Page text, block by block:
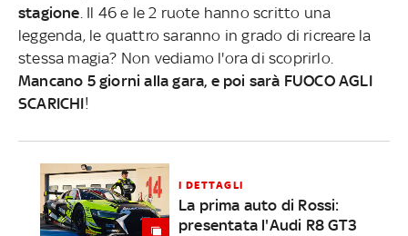
stagione . Il 46 e le 2 ruote hanno scritto una
leggenda, le quattro saranno in grado di ricreare la
stessa magia? Non vediamo l'ora di scoprirlo.
Mancano 5 giorni alla gara, e poi sarà FUOCO AGLI
SCARICHI!
I DETTAGLI
La prima auto di Rossi:
presentata l'Audi R8 GT3